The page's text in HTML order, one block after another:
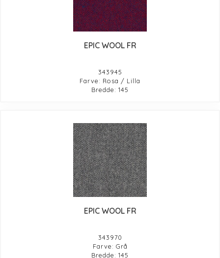
EPIC WOOL FR
343945
Farve: Rosa / Lilla
Bredde: 145
EPIC WOOL FR
343970
Farve: Grå
Bredde: 145